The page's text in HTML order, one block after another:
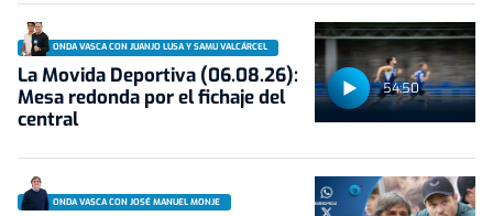
54:50
ONDA VASCA CON JUANJO LUSA Y SAMU VALCÁRCEL
La Movida Deportiva (06.08.26):
Mesa redonda por el fichaje del
central
ONDA VASCA CON JOSÉ MANUEL MONJE